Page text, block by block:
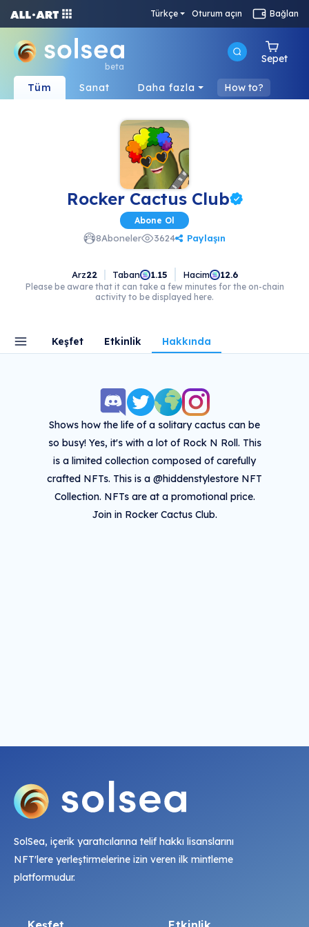
Türkçe Oturum açın Bağlan
beta
Sepet
Tüm Sanat Daha fazla How to?
Rocker Cactus Club
Abone Ol
8Aboneler 3624 Paylaşın
Arz22 Taban 1.15 Hacim 12.6
Please be aware that it can take a few minutes for the on-chain
activity to be displayed here.
Keşfet Etkinlik Hakkında
Shows how the life of a solitary cactus can be
so busy! Yes, it's with a lot of Rock N Roll. This
is a limited collection composed of carefully
crafted NFTs. This is a @hiddenstylestore NFT
Collection. NFTs are at a promotional price.
Join in Rocker Cactus Club.
SolSea, içerik yaratıcılarına telif hakkı lisanslarını
NFT'lere yerleştirmelerine izin veren ilk mintleme
platformudur.